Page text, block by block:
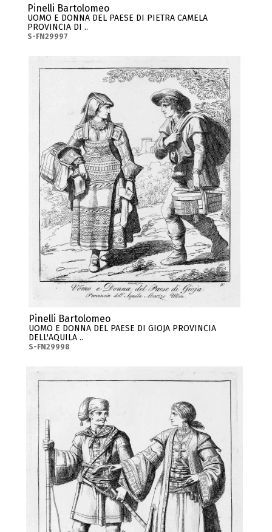
Pinelli Bartolomeo
UOMO E DONNA DEL PAESE DI PIETRA CAMELA
PROVINCIA DI ..
S-FN29997
Pinelli Bartolomeo
UOMO E DONNA DEL PAESE DI GIOJA PROVINCIA
DELL'AQUILA ..
S-FN29998